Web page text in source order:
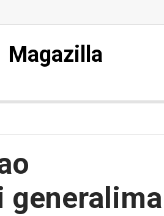
Magazilla
generalima